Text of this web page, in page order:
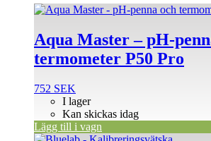
Aqua Master – pH-
termometer P50 Pro
752 SEK
I lager
Kan skickas idag
Lägg till i vagn
Den